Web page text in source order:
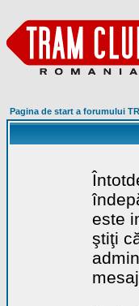
Pagina de start a forumului
este
ştiţi